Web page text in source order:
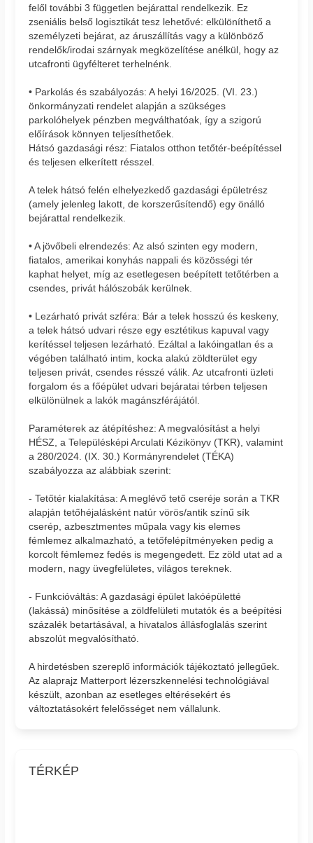
felől további 3 független bejárattal rendelkezik. Ez
zseniális belső logisztikát tesz lehetővé: elkülöníthető a
személyzeti bejárat, az áruszállítás vagy a különböző
rendelők/irodai szárnyak megközelítése anélkül, hogy az
utcafronti ügyfélteret terhelnénk.
• Parkolás és szabályozás: A helyi 16/2025. (VI. 23.)
önkormányzati rendelet alapján a szükséges
parkolóhelyek pénzben megválthatóak, így a szigorú
előírások könnyen teljesíthetőek.
Hátsó gazdasági rész: Fiatalos otthon tetőtér-beépítéssel
és teljesen elkerített résszel.
A telek hátsó felén elhelyezkedő gazdasági épületrész
(amely jelenleg lakott, de korszerűsítendő) egy önálló
bejárattal rendelkezik.
• A jövőbeli elrendezés: Az alsó szinten egy modern,
fiatalos, amerikai konyhás nappali és közösségi tér
kaphat helyet, míg az esetlegesen beépített tetőtérben a
csendes, privát hálószobák kerülnek.
• Lezárható privát szféra: Bár a telek hosszú és keskeny,
a telek hátsó udvari része egy esztétikus kapuval vagy
kerítéssel teljesen lezárható. Ezáltal a lakóingatlan és a
végében található intim, kocka alakú zöldterület egy
teljesen privát, csendes résszé válik. Az utcafronti üzleti
forgalom és a főépület udvari bejáratai térben teljesen
elkülönülnek a lakók magánszférájától.
Paraméterek az átépítéshez: A megvalósítást a helyi
HÉSZ, a Településképi Arculati Kézikönyv (TKR), valamint
a 280/2024. (IX. 30.) Kormányrendelet (TÉKA)
szabályozza az alábbiak szerint:
- Tetőtér kialakítása: A meglévő tető cseréje során a TKR
alapján tetőhéjalásként natúr vörös/antik színű sík
cserép, azbesztmentes műpala vagy kis elemes
fémlemez alkalmazható, a tetőfelépítményeken pedig a
korcolt fémlemez fedés is megengedett. Ez zöld utat ad a
modern, nagy üvegfelületes, világos tereknek.
- Funkcióváltás: A gazdasági épület lakóépületté
(lakássá) minősítése a zöldfelületi mutatók és a beépítési
százalék betartásával, a hivatalos állásfoglalás szerint
abszolút megvalósítható.
A hirdetésben szereplő információk tájékoztató jellegűek.
Az alaprajz Matterport lézerszkennelési technológiával
készült, azonban az esetleges eltérésekért és
változtatásokért felelősséget nem vállalunk.
TÉRKÉP